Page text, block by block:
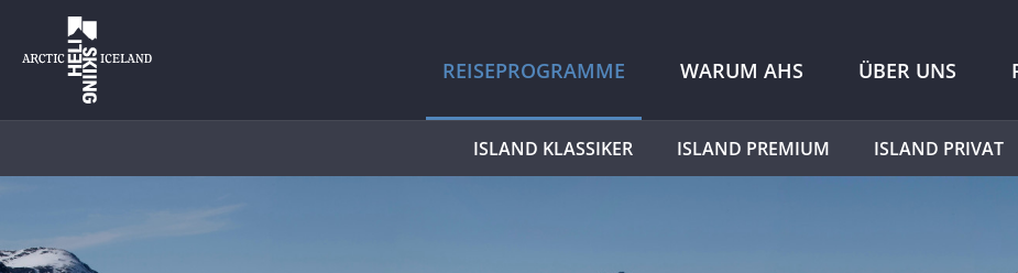
REISEPROGRAMME WARUM AHS ÜBER UNS
ISLAND KLASSIKER ISLAND PREMIUM ISLAND PRIVAT